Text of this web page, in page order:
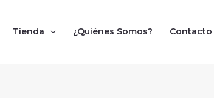
Tienda ¿Quiénes Somos? Contacto